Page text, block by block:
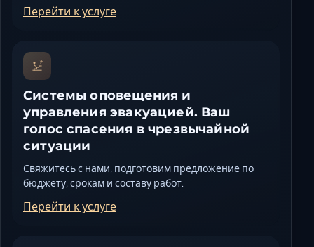
Перейти к услуге
Системы оповещения и
управления эвакуацией. Ваш
голос спасения в чрезвычайной
ситуации
Свяжитесь с нами, подготовим предложение по
бюджету, срокам и составу работ.
Перейти к услуге